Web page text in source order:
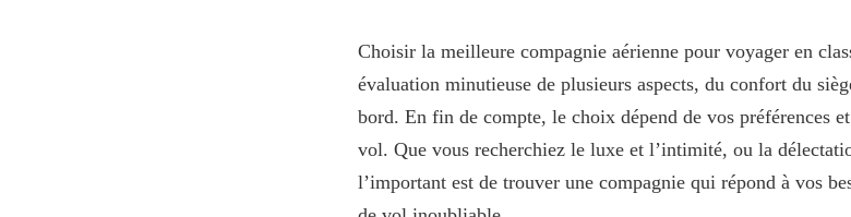
Choisir la meilleure compagnie aérienne pour voyager en
évaluation minutieuse de plusieurs aspects, du confort du
bord. En fin de compte, le choix dépend de vos préférences
vol. Que vous recherchiez le luxe et l’intimité, ou la
l’important est de trouver une compagnie qui répond à vos